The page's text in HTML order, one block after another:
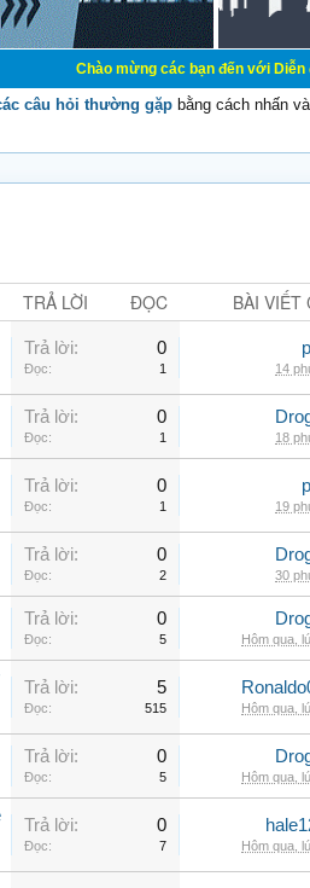
mừng các bạn đến với Diễn đàn Cơ
câu hỏi thường gặp bằng cách nhấn
TRẢ LỜI ĐỌC BÀI VIẾT
Trả lời: 0
Đọc: 1 14
Trả lời: 0
Đọc: 1 18
Trả lời: 0
Đọc: 1 19
Trả lời: 0
Đọc: 2 30
Trả lời: 0
Đọc: 5 Hôm qua,
Trả lời: 5
Đọc: 515 Hôm qua,
Trả lời: 0
Đọc: 5 Hôm qua,
Trả lời: 0
Đọc: 7 Hôm qua,